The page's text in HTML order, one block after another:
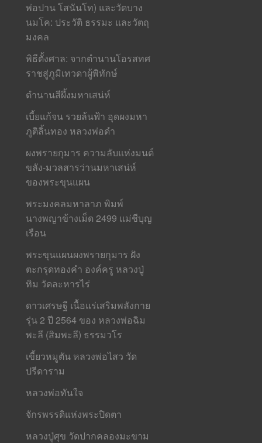
พ่อปาน โสนันโท) และวัดบาง
นมโค: ประวัติ ธรรมะ และวัตถุ
มงคล
พิธีตั้งศาล: จากตำนานโอรสทศ
ราชสู่ภูมิเทวดาผู้พิทักษ์
ตำนานสีผึ้งมหาเสน่ห์
เบี้ยแก้จน รวยล้นฟ้า อุดผงมหา
ภูติลิ้นทอง หลวงพ่อดำ
ผงพรายกุมาร ความลับแห่งมนต์
ขลัง-มวลสารว่านมหาเสน่ห์
ของพระขุนแผน
พระมงคลมหาลาภ พิมพ์
นางพญาข้างเม็ด 2499 แม่ชีบุญ
เรือน
พระขุนแผนผงพรายกุมาร ฝัง
ตะกรุดทองคำ องค์ครู หลวงปู่
ทิม วัดละหารไร่
ดาวเศรษฐี เนื้อแร่เสริมพลังกาย
รุ่น 2 ปี 2564 ของ หลวงพ่อฉิม
พะลี (สิมพะลี) ธรรมวโร
เขี้ยวหมูตัน หลวงพ่อไสว วัด
ปรีดาราม
หลวงพ่อทันใจ
จักรพรรดิแห่งพระปิดตา
หลวงปู่ศุข วัดปากคลองมะขาม